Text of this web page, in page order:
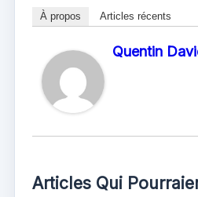
À propos Articles récents
Quentin
Articles Qui